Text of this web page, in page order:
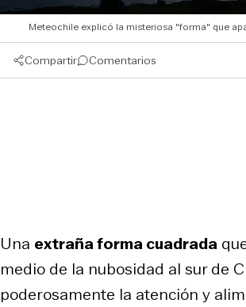
Meteochile explicó la misteriosa "forma" que
Compartir Comentarios
Una extraña forma cuadrada
medio de la nubosidad al sur de
poderosamente la atención y